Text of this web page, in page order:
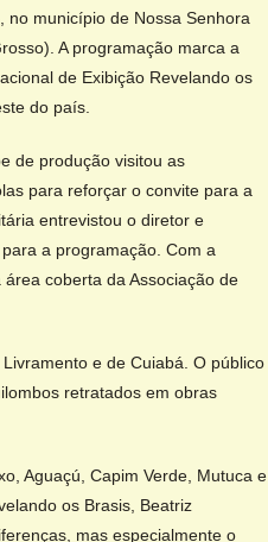
no município de Nossa Senhora
A programação marca a
de Exibição Revelando os
do país.
de produção visitou as
para reforçar o convite para a
entrevistou o diretor e
a programação. Com a
coberta da Associação de
e de Cuiabá. O público
retratados em obras
Aguaçú, Capim Verde, Mutuca e
os Brasis, Beatriz
mas especialmente o